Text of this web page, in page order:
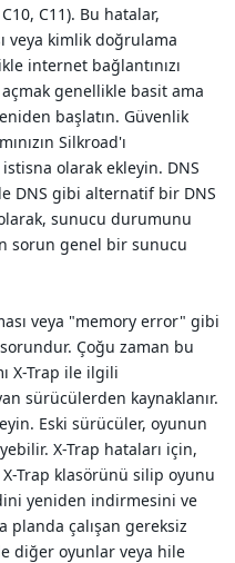
C11). Bu hatalar,
veya kimlik doğrulama
internet bağlantınızı
genellikle basit ama
başlatın. Güvenlik
Silkroad'ı
olarak ekleyin. DNS
DNS gibi alternatif bir DNS
sunucu durumunu
sorun genel bir sunucu
veya "memory error" gibi
Çoğu zaman bu
X-Trap ile ilgili
sürücülerden kaynaklanır.
Eski sürücüler, oyunun
X-Trap hataları için,
Trap klasörünü silip oyunu
yeniden indirmesini ve
planda çalışan gereksiz
diğer oyunlar veya hile